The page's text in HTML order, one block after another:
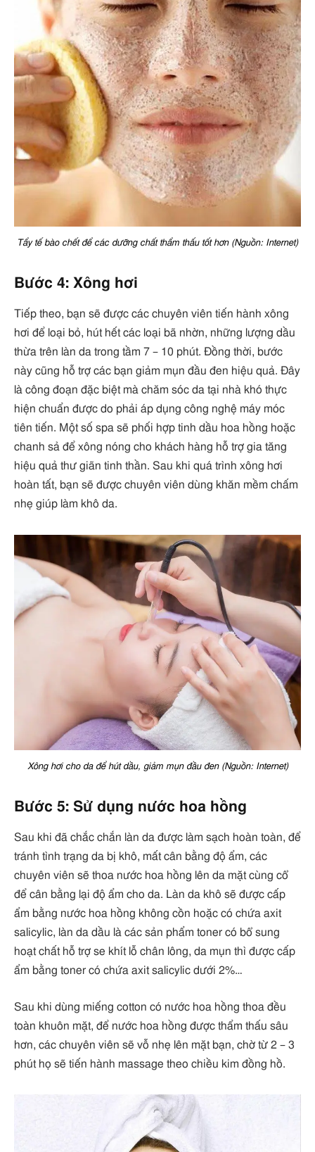
Tẩy tế bào chết để các dưỡng chất thẩm thấu tốt hơn (Nguồn: Internet)
Bước 4: Xông hơi
Tiếp theo, bạn sẽ được các chuyên viên tiến hành xông
hơi để loại bỏ, hút hết các loại bã nhờn, những lượng dầu
thừa trên làn da trong tầm 7 – 10 phút. Đồng thời, bước
này cũng hỗ trợ các bạn giảm mụn đầu đen hiệu quả. Đây
là công đoạn đặc biệt mà chăm sóc da tại nhà khó thực
hiện chuẩn được do phải áp dụng công nghệ máy móc
tiên tiến. Một số spa sẽ phối hợp tinh dầu hoa hồng hoặc
chanh sả để xông nóng cho khách hàng hỗ trợ gia tăng
hiệu quả thư giãn tinh thần. Sau khi quá trình xông hơi
hoàn tất, bạn sẽ được chuyên viên dùng khăn mềm chấm
nhẹ giúp làm khô da.
Xông hơi cho da để hút dầu, giảm mụn đầu đen (Nguồn: Internet)
Bước 5: Sử dụng nước hoa hồng
Sau khi đã chắc chắn làn da được làm sạch hoàn toàn, để
tránh tình trạng da bị khô, mất cân bằng độ ẩm, các
chuyên viên sẽ thoa nước hoa hồng lên da mặt cùng cổ
để cân bằng lại độ ẩm cho da. Làn da khô sẽ được cấp
ẩm bằng nước hoa hồng không cồn hoặc có chứa axit
salicylic, làn da dầu là các sản phẩm toner có bổ sung
hoạt chất hỗ trợ se khít lỗ chân lông, da mụn thì được cấp
ẩm bằng toner có chứa axit salicylic dưới 2%…
Sau khi dùng miếng cotton có nước hoa hồng thoa đều
toàn khuôn mặt, để nước hoa hồng được thẩm thấu sâu
hơn, các chuyên viên sẽ vỗ nhẹ lên mặt bạn, chờ từ 2 – 3
phút họ sẽ tiến hành massage theo chiều kim đồng hồ.